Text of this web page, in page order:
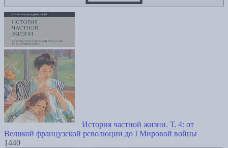
История частной жизни. Т. 4: от
Великой французской революции до I Мировой войны
1440